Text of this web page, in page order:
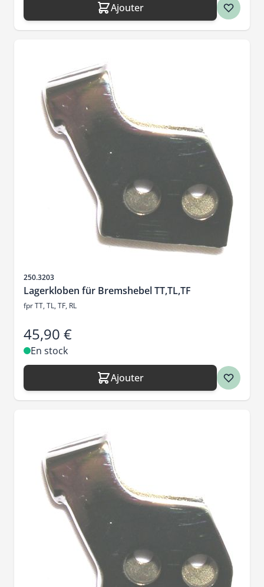
Ajouter
SKU
250.3203
Lagerkloben für Bremshebel TT,TL,TF
fpr TT, TL, TF, RL
45,90 €
En stock
Ajouter